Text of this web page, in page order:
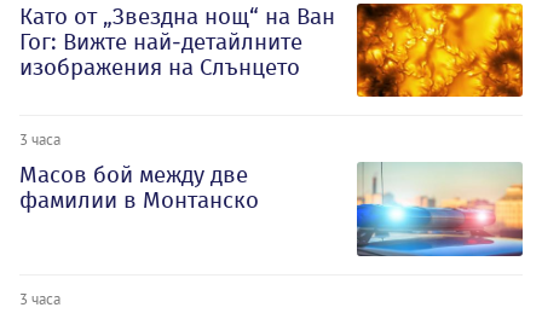
Като от „Звездна нощ“ на Ван
Гог: Вижте най-детайлните
изображения на Слънцето
3 часа
Масов бой между две
фамилии в Монтанско
3 часа